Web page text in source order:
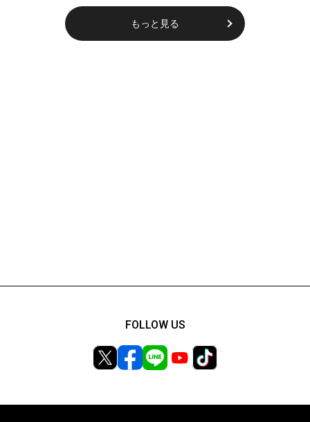
もっと見る
FOLLOW US